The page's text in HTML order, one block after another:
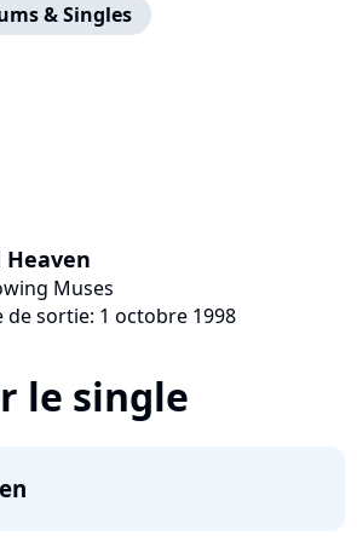
& Singles
Heaven
Muses
de sortie: 1 octobre 1998
le single